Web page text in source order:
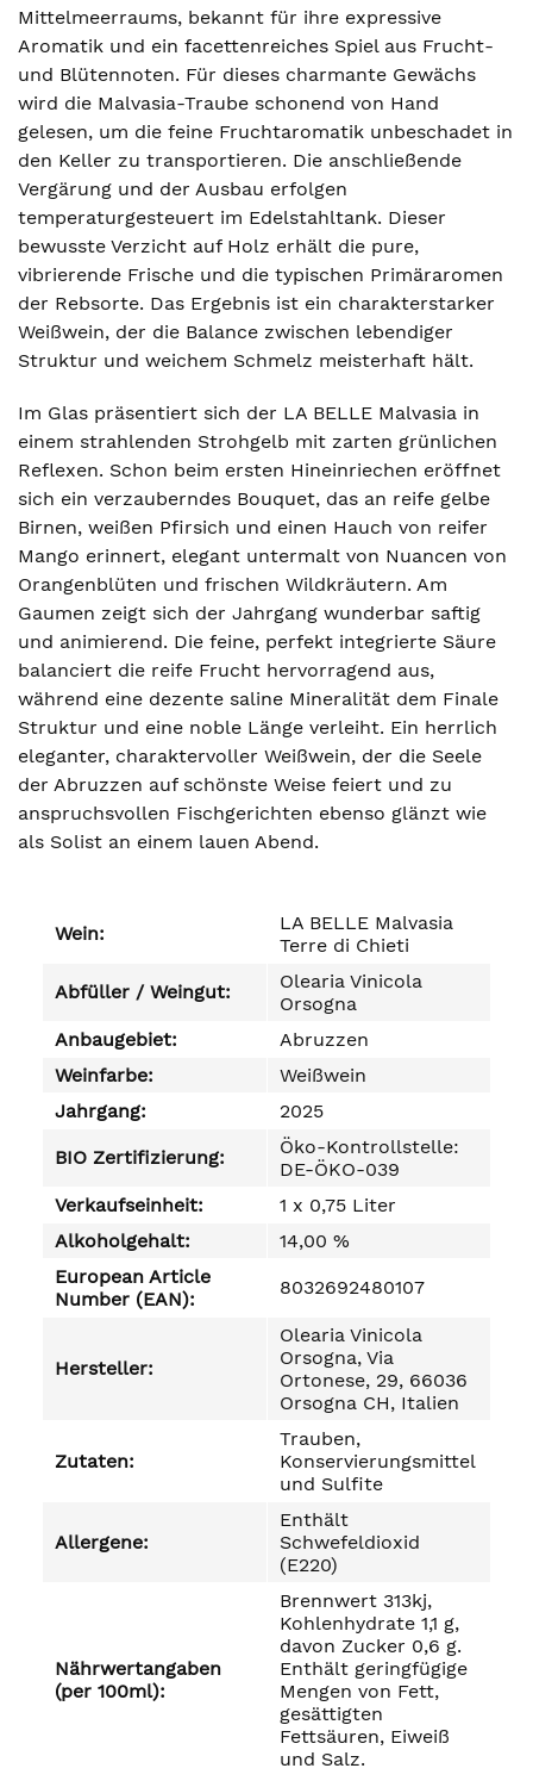
Mittelmeerraums, bekannt für ihre expressive
Aromatik und ein facettenreiches Spiel aus Frucht-
und Blütennoten. Für dieses charmante Gewächs
wird die Malvasia-Traube schonend von Hand
gelesen, um die feine Fruchtaromatik unbeschadet in
den Keller zu transportieren. Die anschließende
Vergärung und der Ausbau erfolgen
temperaturgesteuert im Edelstahltank. Dieser
bewusste Verzicht auf Holz erhält die pure,
vibrierende Frische und die typischen Primäraromen
der Rebsorte. Das Ergebnis ist ein charakterstarker
Weißwein, der die Balance zwischen lebendiger
Struktur und weichem Schmelz meisterhaft hält.
Im Glas präsentiert sich der LA BELLE Malvasia in
einem strahlenden Strohgelb mit zarten grünlichen
Reflexen. Schon beim ersten Hineinriechen eröffnet
sich ein verzauberndes Bouquet, das an reife gelbe
Birnen, weißen Pfirsich und einen Hauch von reifer
Mango erinnert, elegant untermalt von Nuancen von
Orangenblüten und frischen Wildkräutern. Am
Gaumen zeigt sich der Jahrgang wunderbar saftig
und animierend. Die feine, perfekt integrierte Säure
balanciert die reife Frucht hervorragend aus,
während eine dezente saline Mineralität dem Finale
Struktur und eine noble Länge verleiht. Ein herrlich
eleganter, charaktervoller Weißwein, der die Seele
der Abruzzen auf schönste Weise feiert und zu
anspruchsvollen Fischgerichten ebenso glänzt wie
als Solist an einem lauen Abend.
Wein:
LA BELLE Malvasia
Terre di Chieti
Abfüller / Weingut:
Olearia Vinicola
Orsogna
Anbaugebiet:
Abruzzen
Weinfarbe:
Weißwein
Jahrgang:
2025
BIO Zertifizierung:
Öko-Kontrollstelle:
DE-ÖKO-039
Verkaufseinheit:
1 x 0,75 Liter
Alkoholgehalt:
14,00 %
European Article
Number (EAN):
8032692480107
Hersteller:
Olearia Vinicola
Orsogna, Via
Ortonese, 29, 66036
Orsogna CH, Italien
Zutaten:
Trauben,
Konservierungsmittel
und Sulfite
Allergene:
Enthält
Schwefeldioxid
(E220)
Nährwertangaben
(per 100ml):
Brennwert 313kj,
Kohlenhydrate 1,1 g,
davon Zucker 0,6 g.
Enthält geringfügige
Mengen von Fett,
gesättigten
Fettsäuren, Eiweiß
und Salz.